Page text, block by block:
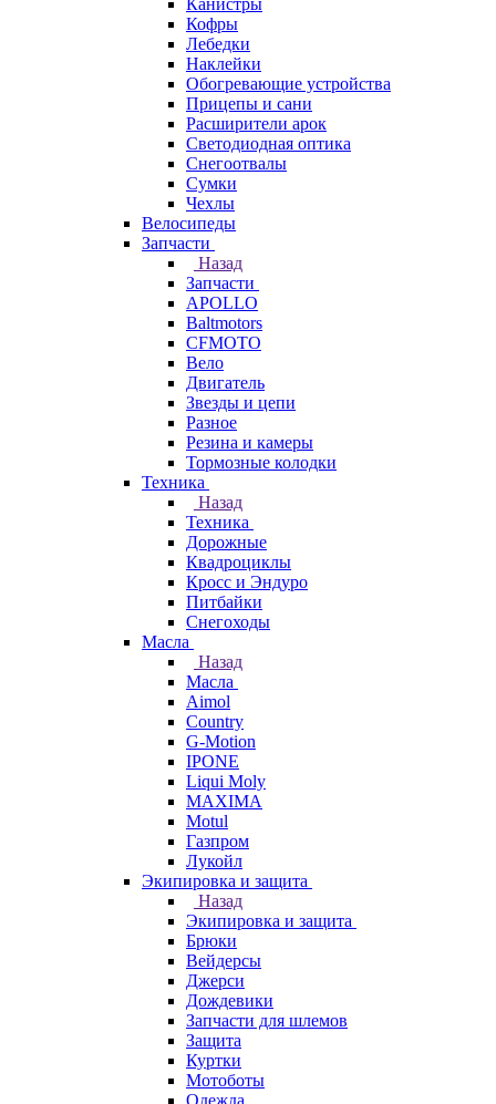
Канистры
Кофры
Лебедки
Наклейки
Обогревающие устройства
Прицепы и сани
Расширители арок
Светодиодная оптика
Снегоотвалы
Сумки
Чехлы
Велосипеды
Запчасти
Назад
Запчасти
APOLLO
Baltmotors
CFMOTO
Вело
Двигатель
Звезды и цепи
Разное
Резина и камеры
Тормозные колодки
Техника
Назад
Техника
Дорожные
Квадроциклы
Кросс и Эндуро
Питбайки
Снегоходы
Масла
Назад
Масла
Aimol
Country
G-Motion
IPONE
Liqui Moly
MAXIMA
Motul
Газпром
Лукойл
Экипировка и защита
Назад
Экипировка и защита
Брюки
Вейдерсы
Джерси
Дождевики
Запчасти для шлемов
Защита
Куртки
Мотоботы
Одежда